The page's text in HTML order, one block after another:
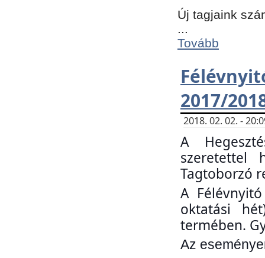
Új tagjaink
Tovább
2017/
2018. 02. 02. -
A
szeretettel
Tagtoborzó
A
oktatási
termében.
Az